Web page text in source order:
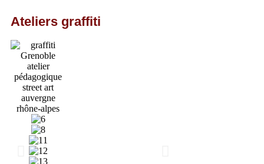
Ateliers graffiti